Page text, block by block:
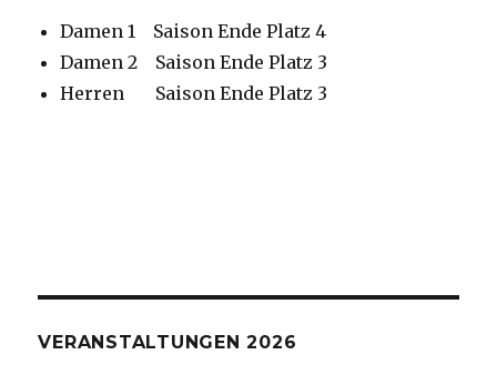
Damen 1 Saison Ende Platz 4
Damen 2 Saison Ende Platz 3
Herren Saison Ende Platz 3
VERANSTALTUNGEN 2026